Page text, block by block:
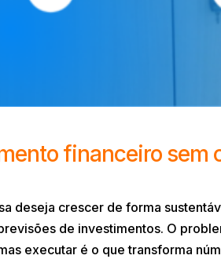
financeiro sem
deseja crescer de forma
de investimentos. O
executar é o que transforma